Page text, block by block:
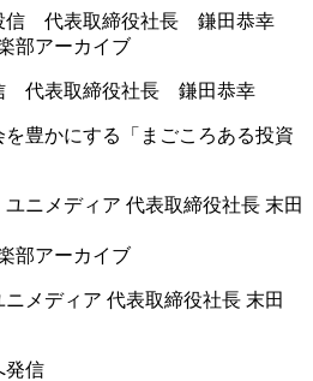
部アーカイブ
代表取締役社長 鎌田恭幸
を豊かにする「まごころある投資
部アーカイブ
ニメディア 代表取締役社長 末田
発信